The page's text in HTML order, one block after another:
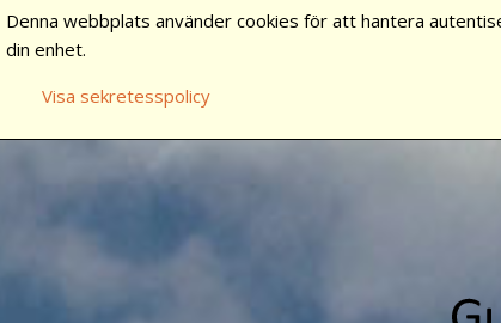
Denna webbplats använder cookies för att hantera
din enhet.
Visa sekretesspolicy